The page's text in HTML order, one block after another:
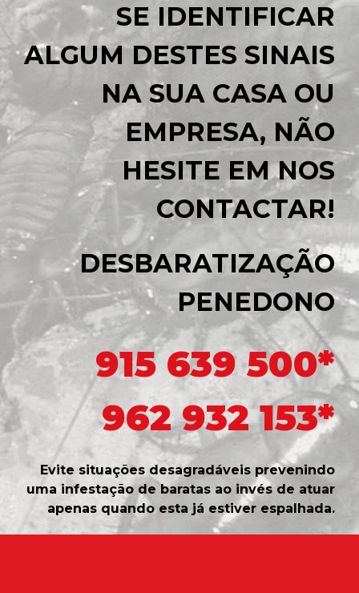
SE IDENTIFICAR
ALGUM DESTES SINAIS
NA SUA CASA OU
EMPRESA, NÃO
HESITE EM NOS
CONTACTAR!
DESBARATIZAÇÃO
PENEDONO
915 639 500*
962 932 153*
Evite situações desagradáveis prevenindo
uma infestação de baratas ao invés de atuar
apenas quando esta já estiver espalhada.